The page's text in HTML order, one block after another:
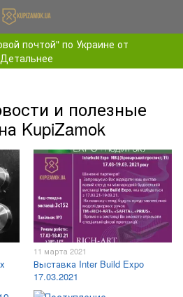
почтой" по Украине от
и полезные
KupiZamok
11 марта 2021
Выставка Inter Build Expo
17.03.2021